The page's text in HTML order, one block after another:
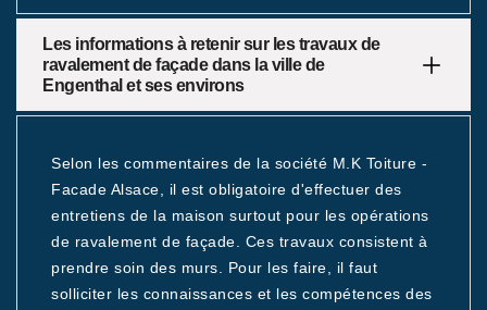
Les informations à retenir sur les travaux de
ravalement de façade dans la ville de
Engenthal et ses environs
Selon les commentaires de la société M.K Toiture -
Facade Alsace, il est obligatoire d'effectuer des
entretiens de la maison surtout pour les opérations
de ravalement de façade. Ces travaux consistent à
prendre soin des murs. Pour les faire, il faut
solliciter les connaissances et les compétences des